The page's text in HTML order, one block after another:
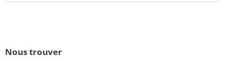
Nous trouver